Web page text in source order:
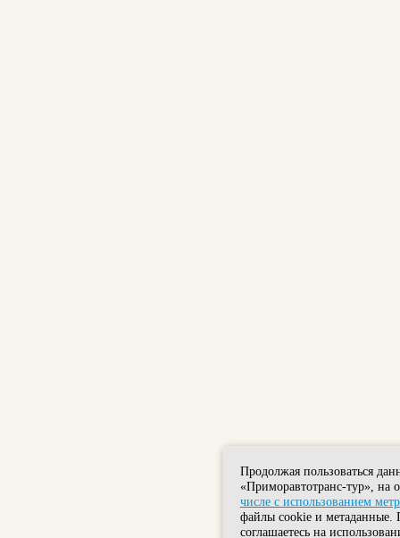
Продолжая пользоваться
«Приморавтотранс-тур», на
числе с использованием
файлы cookie и метаданные.
соглашаетесь на